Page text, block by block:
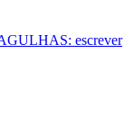
escrever